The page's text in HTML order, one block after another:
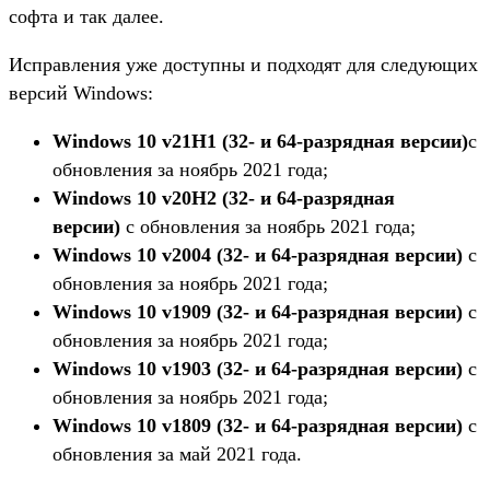
софта и так далее.
Исправления уже доступны и подходят для следующих
версий Windows:
Windows 10 v21H1 (32- и 64-разрядная версии)с
обновления ​​за ноябрь 2021 года;
Windows 10 v20H2 (32- и 64-разрядная
версии) с обновления ​​за ноябрь 2021 года;
Windows 10 v2004 (32- и 64-разрядная версии) с
обновления ​​за ноябрь 2021 года;
Windows 10 v1909 (32- и 64-разрядная версии) с
обновления ​​за ноябрь 2021 года;
Windows 10 v1903 (32- и 64-разрядная версии) с
обновления ​​за ноябрь 2021 года;
Windows 10 v1809 (32- и 64-разрядная версии) с
обновления ​​за май 2021 года.